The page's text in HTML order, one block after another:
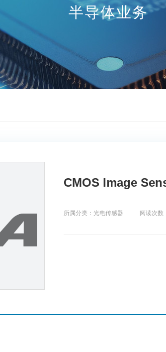
半导体业务
CMOS Image
所属分类：光电传感器 阅读次数